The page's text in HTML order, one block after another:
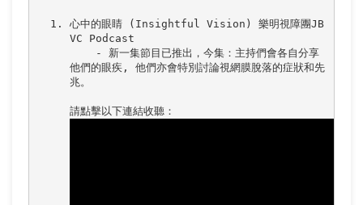
心中的眼睛 (Insightful Vision) 樂明視障團JB
VC Podcast
他們的眼疾, 他們亦會特別討論視網膜脫落的症狀和先
兆。